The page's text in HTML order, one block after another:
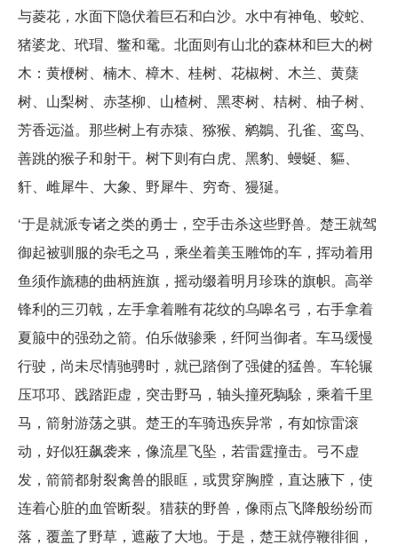
与菱花，水面下隐伏着巨石和白沙。水中有神龟、蛟蛇、
猪婆龙、玳瑁、鳖和鼋。北面则有山北的森林和巨大的树
木：黄楩树、楠木、樟木、桂树、花椒树、木兰、黄蘖
树、山梨树、赤茎柳、山楂树、黑枣树、桔树、柚子树、
芳香远溢。那些树上有赤猿、猕猴、鹓鶵、孔雀、鸾鸟、
善跳的猴子和射干。树下则有白虎、黑豹、蟃蜒、貙、
豻、雌犀牛、大象、野犀牛、穷奇、獌狿。
‘于是就派专诸之类的勇士，空手击杀这些野兽。楚王就驾
御起被驯服的杂毛之马，乘坐着美玉雕饰的车，挥动着用
鱼须作旒穗的曲柄旌旗，摇动缀着明月珍珠的旗帜。高举
锋利的三刃戟，左手拿着雕有花纹的乌嗥名弓，右手拿着
夏箙中的强劲之箭。伯乐做骖乘，纤阿当御者。车马缓慢
行驶，尚未尽情驰骋时，就已踏倒了强健的猛兽。车轮辗
压邛邛、践踏距虚，突击野马，轴头撞死騊駼，乘着千里
马，箭射游荡之骐。楚王的车骑迅疾异常，有如惊雷滚
动，好似狂飙袭来，像流星飞坠，若雷霆撞击。弓不虚
发，箭箭都射裂禽兽的眼眶，或贯穿胸膛，直达腋下，使
连着心脏的血管断裂。猎获的野兽，像雨点飞降般纷纷而
落，覆盖了野草，遮蔽了大地。于是，楚王就停鞭徘徊，